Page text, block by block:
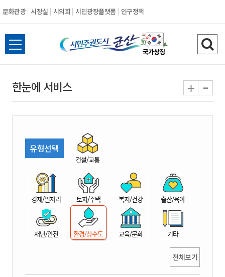
문화관광 시장실 시의회 시민광장플랫폼 인구정책
시
민
권
시
산
전
체
뉴
열
검
색
기
한눈에 서비스 + -
유형선택
건설/교통
경제/일자리 토지/주택 복지/건강 출산/육아
재난/안전 환경/상수도 교육/문화 기타
전체보기